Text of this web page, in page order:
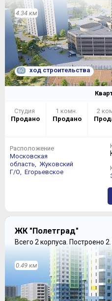
Привычные двухкомнатные
характерную особенность
при полном отсутствии
линейная планировка все
будут выходить на две
что на весь дом таких
4.34 км
60 ход строительства
Студия
Продано
1 комн.
Продано
2
Расположение
Московская
область,
Жуковский
Г/О,
Егорьевское
ЖК "Полетград"
Всего 2 корпуса. Построено 2.
0.49 км